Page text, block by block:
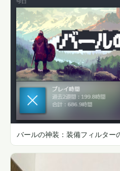
バールの神装：装備フィルター